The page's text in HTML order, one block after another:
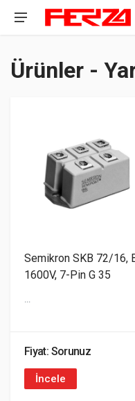
Ürünler -
Semikron SKB 72/16,
1600V, 7-Pin G 35
...
Fiyat: Sorunuz
İncele